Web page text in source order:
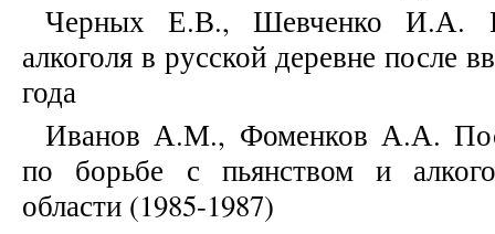
Черных Е.В., Шевченко И.А.
алкоголя в русской деревне после
года
Иванов А.М., Фоменков А.А.
по борьбе с пьянством и
области (1985-1987)